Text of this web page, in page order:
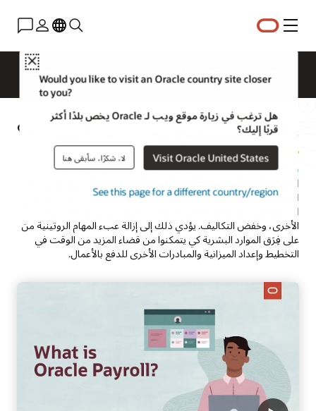
القائمة
Close
Would you like to visit an Oracle country site closer
to you?
هل ترغب في زيارة موقع ويب لـ Oracle يخص بلدًا أكثر
قربًا إليك؟
Visit Oracle United States لا، شكرًا، سأبقى هنا
See this page for a different country/region
ما المقصود ببرنامج كشف الرواتب؟
برنامج Payroll‏
هو حل داخلي أو قائم على السحابة يدير المدفوعات
المقدمة للموظفين ويحتفظ بها ويقوم بأتمتتها. يمكن أن تساعد برامج
الرواتب القوية والمتكاملة والمهيأة بشكل صحيح المؤسسات من جميع
الأحجام في الحفاظ على الامتثال لقوانين الضرائب واللوائح المالية
الأخرى، وخفض التكاليف. يؤدي ذلك إلى إزالة عبء المهام الروتينية من
على فِرَق الموارد البشرية كي يتمكنوا من قضاء المزيد من الوقت في
التخطيط وإعداد الميزانية والمبادرات الأخرى للدفع بالأعمال.